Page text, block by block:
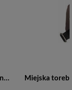
Miejska torebka w kształcie bagietki czarna — David Jones 6702-6